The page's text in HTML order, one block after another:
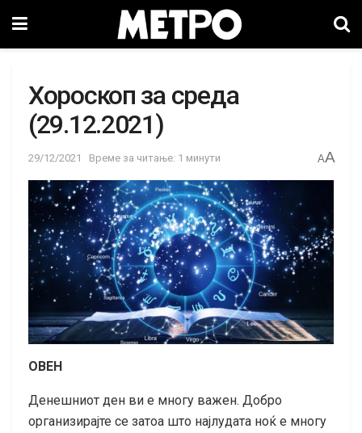
Хороскоп за среда
(29.12.2021)
29/12/2021 Време за читање: 1 минути AA
ОВЕН
Денешниот ден ви е многу важен. Добро
организирајте се затоа што најлудата ноќ е многу